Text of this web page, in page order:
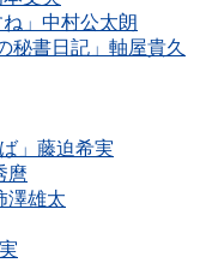
」中村公太朗
秘書日記」軸屋貴久
」藤迫希実
麿
澤雄太